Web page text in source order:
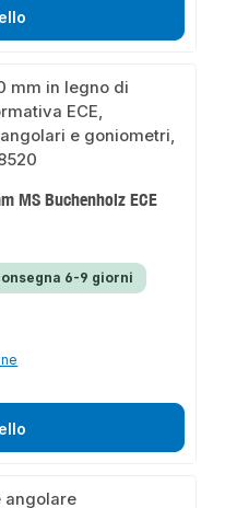
MS Buchenholz ECE
6-9 giorni